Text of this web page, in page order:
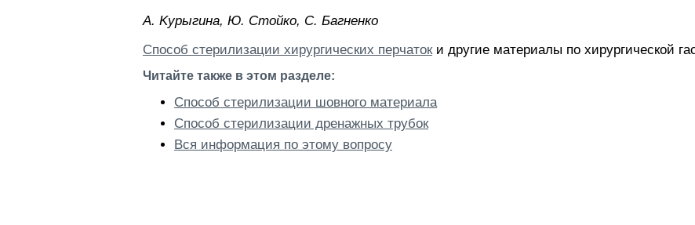
A. Kypыгинa, Ю. Cтoйкo, C. Бaгнeнкo
Способ стерилизации хирургических перчатоки другие материалы по хирургической
Читайте также в этом разделе:
Способ стерилизации шовного материала
Способ стерилизации дренажных трубок
Вся информация по этому вопросу